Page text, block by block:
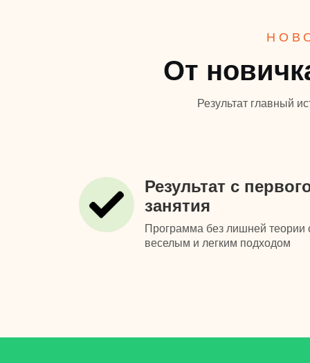
От
Результат главный
Результат с
занятия
Программа без лишней теории
веселым и легким подходом